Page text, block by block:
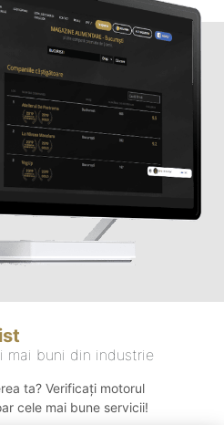
mai buni din industrie
ta? Verificați motorul
cele mai bune servicii!